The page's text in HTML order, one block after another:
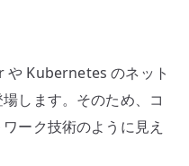
Kubernetes のネット
します。そのため、コ
ーク技術のように見え